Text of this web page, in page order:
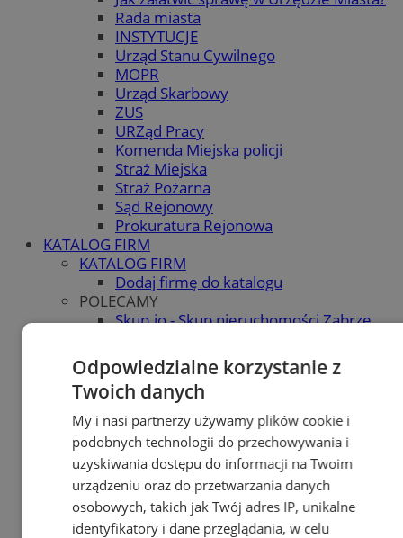
Rada miasta
INSTYTUCJE
Urząd Stanu Cywilnego
MOPR
Urząd Skarbowy
ZUS
URZąd Pracy
Komenda Miejska policji
Straż Miejska
Straż Pożarna
Sąd Rejonowy
Prokuratura Rejonowa
KATALOG FIRM
KATALOG FIRM
Dodaj firmę do katalogu
POLECAMY
Skup.io - Skup nieruchomości Zabrze
OGŁOSZENIA
OGŁOSZENIA
Dodaj ogłoszenie
POLECAMY
Protocol IT
Pracuj.pl - praca w Zabrzu
Praca Zabrze
REKLAMA
WSPÓŁPRACA
Odpowiedzialne korzystanie z
Twoich danych
My i nasi partnerzy używamy plików cookie i
podobnych technologii do przechowywania i
uzyskiwania dostępu do informacji na Twoim
urządzeniu oraz do przetwarzania danych
osobowych, takich jak Twój adres IP, unikalne
identyfikatory i dane przeglądania, w celu